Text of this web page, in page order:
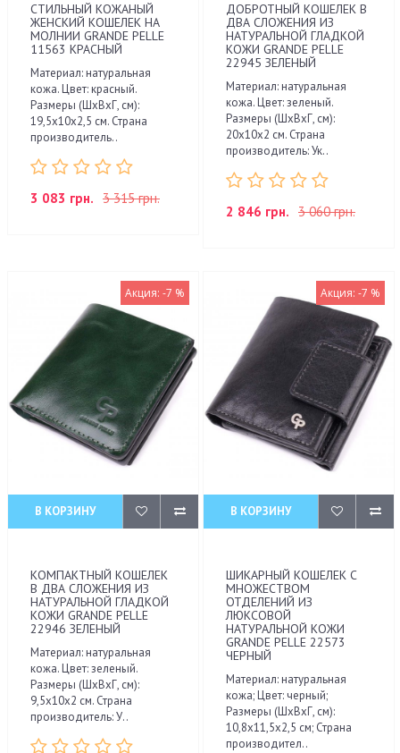
СТИЛЬНЫЙ КОЖАНЫЙ
ЖЕНСКИЙ КОШЕЛЕК НА
МОЛНИИ GRANDE PELLE
11563 КРАСНЫЙ
Материал: натуральная
кожа. Цвет: красный.
Размеры (ШхВхГ, см):
19,5х10х2,5 см. Страна
производитель..
3 083 грн. 3 315 грн.
ДОБРОТНЫЙ КОШЕЛЕК В
ДВА СЛОЖЕНИЯ ИЗ
НАТУРАЛЬНОЙ ГЛАДКОЙ
КОЖИ GRANDE PELLE
22945 ЗЕЛЕНЫЙ
Материал: натуральная
кожа. Цвет: зеленый.
Размеры (ШхВхГ, см):
20х10х2 см. Страна
производитель: Ук..
2 846 грн. 3 060 грн.
Акция: -7 %
В КОРЗИНУ
КОМПАКТНЫЙ КОШЕЛЕК
В ДВА СЛОЖЕНИЯ ИЗ
НАТУРАЛЬНОЙ ГЛАДКОЙ
КОЖИ GRANDE PELLE
22946 ЗЕЛЕНЫЙ
Материал: натуральная
кожа. Цвет: зеленый.
Размеры (ШхВхГ, см):
9,5х10х2 см. Страна
производитель: У..
Акция: -7 %
В КОРЗИНУ
ШИКАРНЫЙ КОШЕЛЕК С
МНОЖЕСТВОМ
ОТДЕЛЕНИЙ ИЗ
ЛЮКСОВОЙ
НАТУРАЛЬНОЙ КОЖИ
GRANDE PELLE 22573
ЧЕРНЫЙ
Материал: натуральная
кожа; Цвет: черный;
Размеры (ШхВхГ, см):
10,8х11,5х2,5 см; Страна
производител..